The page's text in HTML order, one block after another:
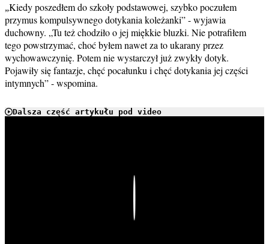
„Kiedy poszedłem do szkoły podstawowej, szybko poczułem
przymus kompulsywnego dotykania koleżanki” - wyjawia
duchowny. „Tu też chodziło o jej miękkie bluzki. Nie potrafiłem
tego powstrzymać, choć byłem nawet za to ukarany przez
wychowawczynię. Potem nie wystarczył już zwykły dotyk.
Pojawiły się fantazje, chęć pocałunku i chęć dotykania jej części
intymnych” - wspomina.
Dalsza część artykułu pod video